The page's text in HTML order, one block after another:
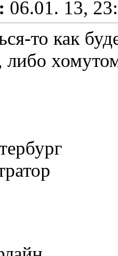
06.01. 13,
то как
либо